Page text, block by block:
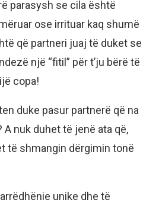
parasysh se cila është
ose irrituar kaq shumë
që partneri juaj të duket se
një “fitil” për t’ju bërë të
copa!
duke pasur partnerë që na
nuk duhet të jenë ata që,
të shmangin dërgimin tonë
unike dhe të